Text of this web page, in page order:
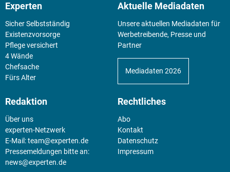
Experten
Sicher Selbstständig
Existenz­vorsorge
Pflege versichert
4 Wände
Chefsache
Fürs Alter
Aktuelle Mediadaten
Unsere aktuellen Mediadaten für
Werbetreibende, Presse und
Partner
Mediadaten 2026
Redaktion
Über uns
experten-Netzwerk
E-Mail:team@experten.de
Pressemeldungen bitte an:
news@experten.de
Rechtliches
Abo
Kontakt
Datenschutz
Impressum